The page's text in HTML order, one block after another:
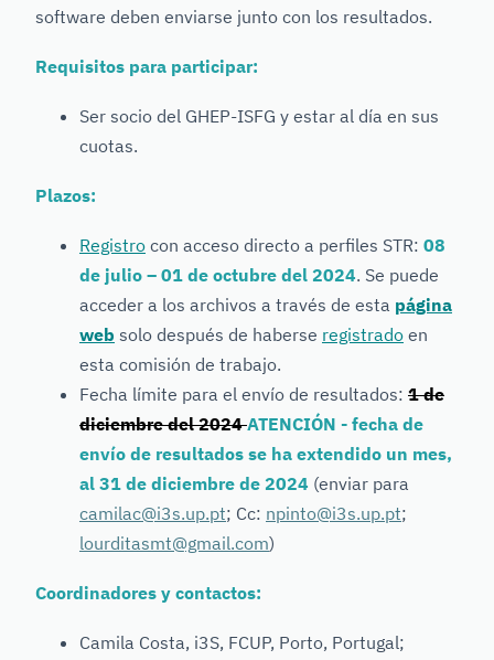
software deben enviarse junto con los resultados.
Requisitos para participar:
Ser socio del GHEP-ISFG y estar al día en sus
cuotas.
Plazos:
Registro con acceso directo a perfiles STR: 08
de julio – 01 de octubre del 2024. Se puede
acceder a los archivos a través de esta página
web solo después de haberse registrado en
esta comisión de trabajo.
Fecha límite para el envío de resultados: 1 de
diciembre del 2024ATENCIÓN - fecha de
envío de resultados se ha extendido un mes,
al 31 de diciembre de 2024 (enviar para
camilac@i3s.up.pt; Cc: npinto@i3s.up.pt;
lourditasmt@gmail.com)
Coordinadores y contactos:
Camila Costa, i3S, FCUP, Porto, Portugal;